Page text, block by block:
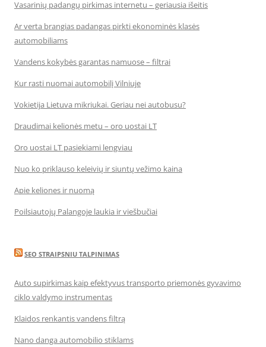
Vasarinių padangų pirkimas internetu – geriausia išeitis
Ar verta brangias padangas pirkti ekonominės klasės
automobiliams
Vandens kokybės garantas namuose – filtrai
Kur rasti nuomai automobilį Vilniuje
Vokietija Lietuva mikriukai. Geriau nei autobusu?
Draudimai kelionės metu – oro uostai LT
Oro uostai LT pasiekiami lengviau
Nuo ko priklauso keleivių ir siuntų vežimo kaina
Apie keliones ir nuomą
Poilsiautojų Palangoje laukia ir viešbučiai
SEO STRAIPSNIU TALPINIMAS
Auto supirkimas kaip efektyvus transporto priemonės gyvavimo
ciklo valdymo instrumentas
Klaidos renkantis vandens filtrą
Nano danga automobilio stiklams